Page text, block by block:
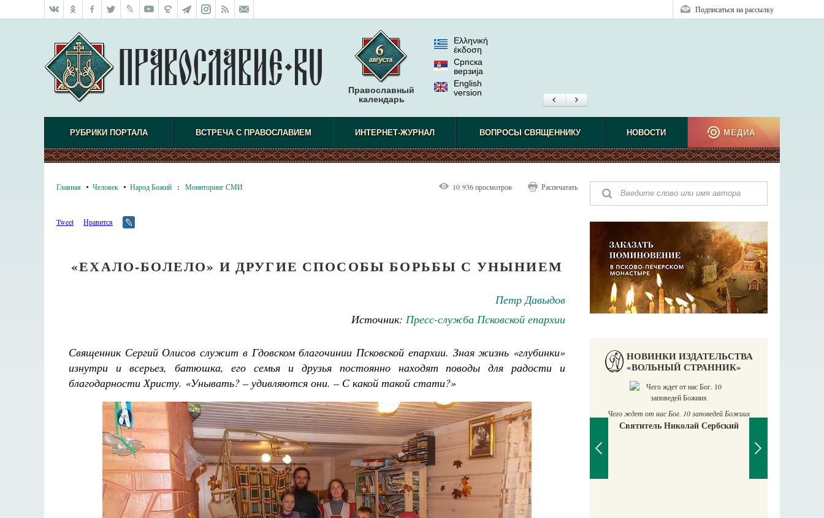
Подписаться на рассылку
Православный
календарь
Ελληνική
έκδοση
Српска
верзиjа
English
version
РУБРИКИ ПОРТАЛА ВСТРЕЧА С ПРАВОСЛАВИЕМ ИНТЕРНЕТ-ЖУРНАЛ ВОПРОСЫ СВЯЩЕННИКУ НОВОСТИ МЕДИА
Главная Человек Народ Божий : Мониторинг СМИ 10 936 просмотров Распечатать
Tweet Нравится
«ЕХАЛО-БОЛЕЛО» И ДРУГИЕ СПОСОБЫ БОРЬБЫ С УНЫНИЕМ
Петр Давыдов
Источник: Пресс-служба Псковской епархии
Священник Сергий Олисов служит в Гдовском благочинии Псковской епархии. Зная жизнь «глубинки»
изнутри и всерьез, батюшка, его семья и друзья постоянно находят поводы для радости и
благодарности Христу. «Унывать? – удивляются они. – С какой такой стати?»
НОВИНКИ ИЗДАТЕЛЬСТВА
«ВОЛЬНЫЙ СТРАННИК»
Чего ждет от нас Бог. 10 заповедей Божиих
Святитель Николай Сербский